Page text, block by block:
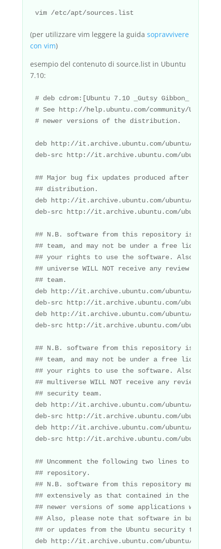
(per utilizzare vim leggere la guida sopravvivere
con vim)
esempio del contenuto di source.list in Ubuntu
7.10:
# deb cdrom:[Ubuntu 7.10 _Gutsy Gibbon_ -
# See http://help.ubuntu.com/community/
# newer versions of the distribution.
deb http://it.archive.ubuntu.com/ubuntu/ gutsy
deb-src http://it.archive.ubuntu.com/ubuntu/
## Major bug fix updates produced after the
## distribution.
deb http://it.archive.ubuntu.com/ubuntu/
deb-src http://it.archive.ubuntu.com/ubuntu/
## N.B. software from this repository is ENTIRELY
## team, and may not be under a free
## your rights to use the software. Also,
## universe WILL NOT receive any review or
## team.
deb http://it.archive.ubuntu.com/ubuntu/ gutsy
deb-src http://it.archive.ubuntu.com/ubuntu/
deb http://it.archive.ubuntu.com/ubuntu/ gutsy-
deb-src http://it.archive.ubuntu.com/ubuntu/
## N.B. software from this repository is ENTIRELY
## team, and may not be under a free
## your rights to use the software. Also,
## multiverse WILL NOT receive any review or
## security team.
deb http://it.archive.ubuntu.com/ubuntu/ gutsy
deb-src http://it.archive.ubuntu.com/ubuntu/
deb http://it.archive.ubuntu.com/ubuntu/ gutsy-
deb-src http://it.archive.ubuntu.com/ubuntu/
## Uncomment the following two lines to add
## repository.
## N.B. software from this repository may not
## extensively as that contained in the main
## newer versions of some applications which
## Also, please note that software in backports
## or updates from the Ubuntu security team.
deb http://it.archive.ubuntu.com/ubuntu/